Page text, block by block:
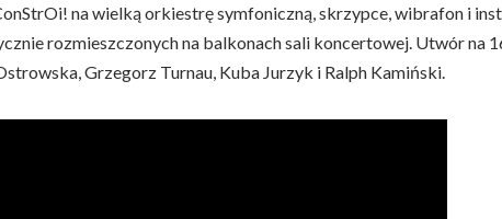
na wielką orkiestrę symfoniczną, skrzypce, wibrafon i
rozmieszczonych na balkonach sali koncertowej. Utwór
Grzegorz Turnau, Kuba Jurzyk i Ralph Kamiński.